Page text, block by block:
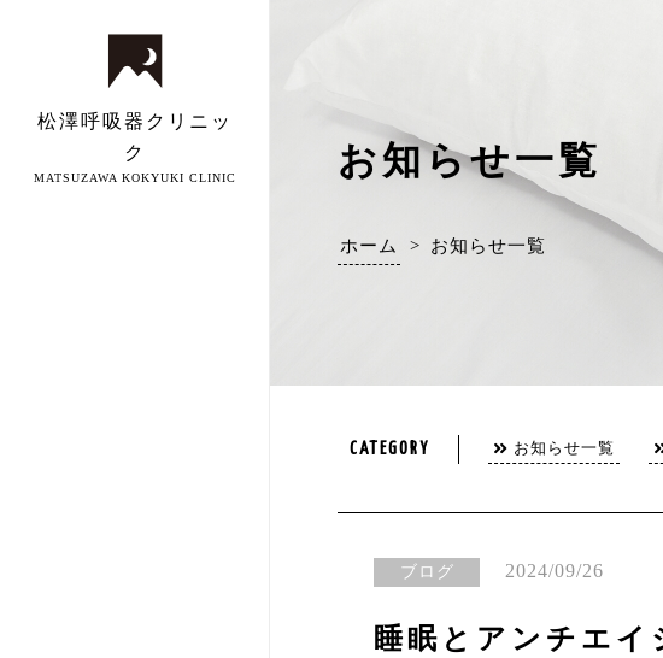
松澤呼吸器クリニッ
ク
MATSUZAWA KOKYUKI CLINIC お知らせ一覧
ホーム > お知らせ一覧
CATEGORY お知らせ一覧
ブログ 2024/09/26
睡眠とアンチエイ